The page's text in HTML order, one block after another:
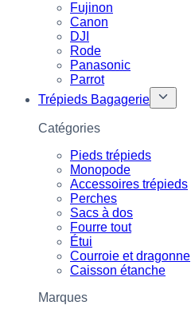
Fujinon
Canon
DJI
Rode
Panasonic
Parrot
Trépieds Bagagerie
Catégories
Pieds trépieds
Monopode
Accessoires trépieds
Perches
Sacs à dos
Fourre tout
Étui
Courroie et dragonne
Caisson étanche
Marques